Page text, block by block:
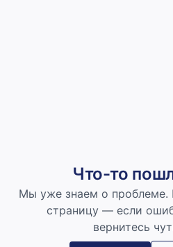
Что-то
Мы уже знаем о проблеме.
страницу — если
вернитесь